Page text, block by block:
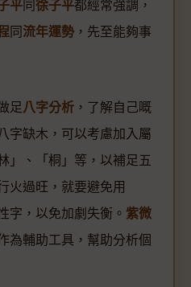
平 同 徐子平都經常強調，
同 流年運勢 ，先至能夠事
足 八字分析 ，了解自己嘅
字缺木，可以考慮加入屬
」、「桐」等，以補足五
火過旺，就要避免用
字，以免加劇失衡。 紫微
為輔助工具，幫助分析個